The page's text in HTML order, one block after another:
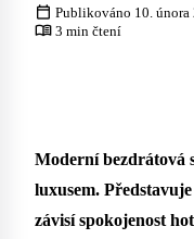
calendar_today Publikováno 10. února
menu_book 3 min čtení
Moderní bezdrátová
luxusem.
závisí spokojenost